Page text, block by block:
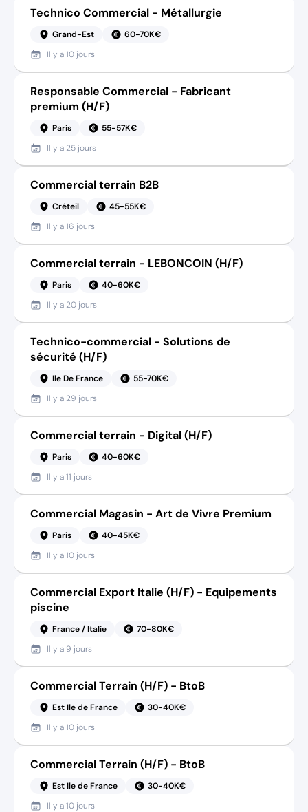
Technico Commercial - Métallurgie
Grand-Est
60-70K€
Il y a10 jours
Responsable Commercial - Fabricant
premium (H/F)
Paris
55-57K€
Il y a 25 jours
Commercial terrain B2B
Créteil
45-55K€
Il y a16 jours
Commercial terrain - LEBONCOIN (H/F)
Paris
40-60K€
Il y a 20 jours
Technico-commercial - Solutions de
sécurité (H/F)
Ile De France
55-70K€
Il y a 29 jours
Commercial terrain - Digital (H/F)
Paris
40-60K€
Il y a11 jours
Commercial Magasin - Art de Vivre Premium
Paris
40-45K€
Il y a10 jours
Commercial Export Italie (H/F) - Equipements
piscine
France / Italie
70-80K€
Il y a 9 jours
Commercial Terrain (H/F) - BtoB
Est Ile de France
30-40K€
Il y a10 jours
Commercial Terrain (H/F) - BtoB
Est Ile de France
30-40K€
Il y a10 jours